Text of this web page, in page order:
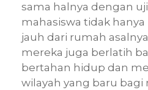
sama halnya dengan
mahasiswa tidak hanya
jauh dari rumah
mereka juga berlatih
bertahan hidup dan
wilayah yang baru bagi